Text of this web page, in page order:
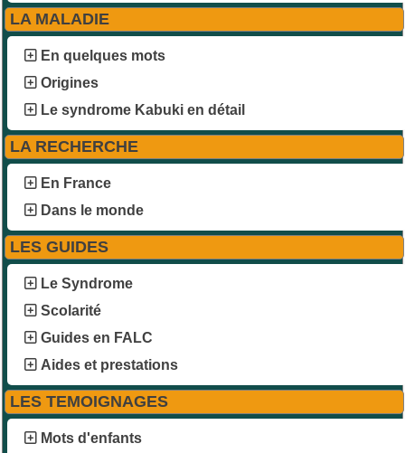
LA MALADIE
En quelques mots
Origines
Le syndrome Kabuki en détail
LA RECHERCHE
En France
Dans le monde
LES GUIDES
Le Syndrome
Scolarité
Guides en FALC
Aides et prestations
LES TEMOIGNAGES
Mots d'enfants